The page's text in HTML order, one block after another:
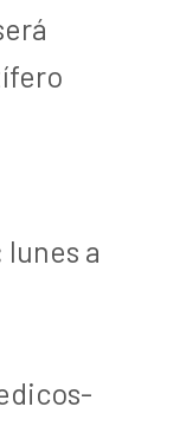
lunes a